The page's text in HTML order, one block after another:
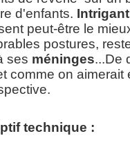
d'enfants.
peut-être le
postures,
ses méninges...De
comme on
technique :